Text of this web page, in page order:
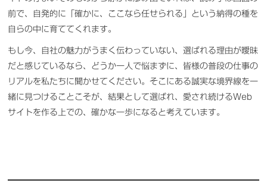
前で、自発的に「確かに、ここなら任せられる」という納得の種を
自らの中に育ててくれます。
もし今、自社の魅力がうまく伝わっていない、選ばれる理由が曖昧
だと感じているなら、どうか一人で悩まずに、皆様の普段の仕事の
リアルを私たちに聞かせてください。そこにある誠実な境界線を一
緒に見つけることこそが、結果として選ばれ、愛され続けるWeb
サイトを作る上での、確かな一歩になると考えています。